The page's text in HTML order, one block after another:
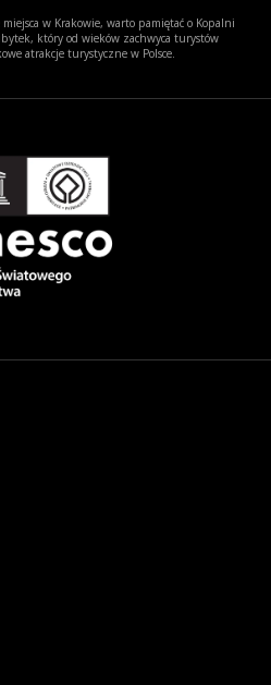
w Krakowie, warto pamiętać o Kopalni
który od wieków zachwyca turystów
atrakcje turystyczne w Polsce.